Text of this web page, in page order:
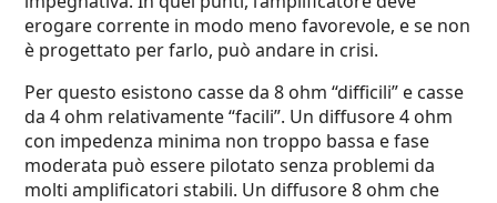
erogare corrente in modo meno favorevole, e se non
è progettato per farlo, può andare in crisi.
Per questo esistono casse da 8 ohm “difficili” e casse
da 4 ohm relativamente “facili”. Un diffusore 4 ohm
con impedenza minima non troppo bassa e fase
moderata può essere pilotato senza problemi da
molti amplificatori stabili. Un diffusore 8 ohm che